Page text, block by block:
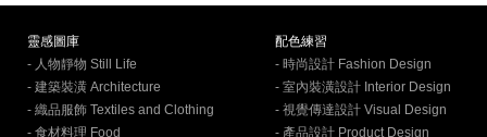
靈感圖庫
- 人物靜物 Still Life
- 建築裝潢 Architecture
- 織品服飾 Textiles and Clothing
- 食材料理 Food
配色練習
- 時尚設計 Fashion Design
- 室內裝潢設計 Interior Design
- 視覺傳達設計 Visual Design
- 產品設計 Product Design